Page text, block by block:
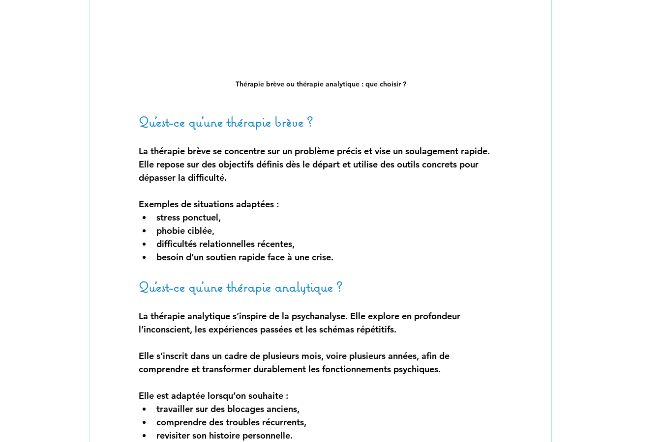
Thérapie brève ou thérapie analytique : que choisir ?
Qu’est-ce qu’une thérapie brève ?
La thérapie brève se concentre sur un problème précis et vise un soulagement rapide.
Elle repose sur des objectifs définis dès le départ et utilise des outils concrets pour
dépasser la difficulté.
Exemples de situations adaptées :
stress ponctuel,
phobie ciblée,
difficultés relationnelles récentes,
besoin d’un soutien rapide face à une crise.
Qu’est-ce qu’une thérapie analytique ?
La thérapie analytique s’inspire de la psychanalyse. Elle explore en profondeur
l’inconscient, les expériences passées et les schémas répétitifs.
Elle s’inscrit dans un cadre de plusieurs mois, voire plusieurs années, afin de
comprendre et transformer durablement les fonctionnements psychiques.
Elle est adaptée lorsqu’on souhaite :
travailler sur des blocages anciens,
comprendre des troubles récurrents,
revisiter son histoire personnelle.